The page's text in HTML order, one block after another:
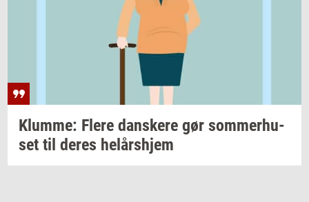
Klum­me: Flere dan­ske­re gør som­mer­hu­
set til deres helårs­hjem